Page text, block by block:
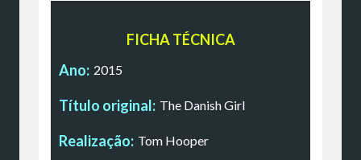
FICHA TÉCNICA
Ano: 2015
Título original: The Danish Girl
Realização: Tom Hooper